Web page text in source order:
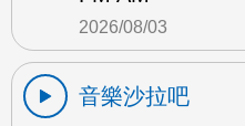
2026/08/03
音樂沙拉吧